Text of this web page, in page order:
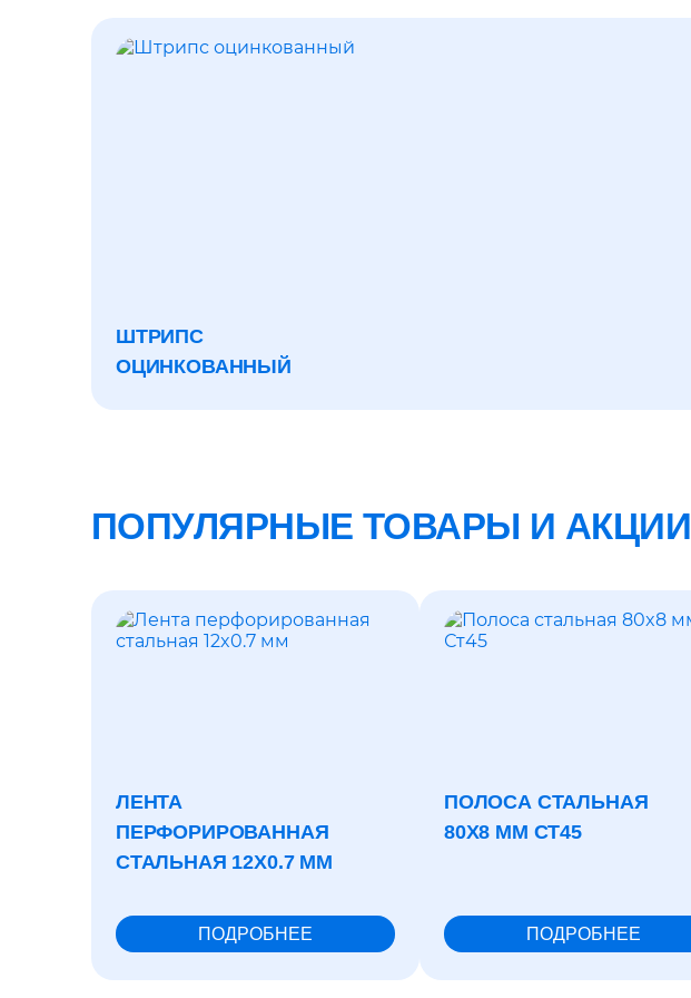
ШТРИПС
ОЦИНКОВАННЫЙ
ПОПУЛЯРНЫЕ ТОВАРЫ И АКЦИИ
ЛЕНТА
ПЕРФОРИРОВАННАЯ
СТАЛЬНАЯ 12X0.7 ММ
ПОДРОБНЕЕ
ПОЛОСА СТАЛЬНАЯ
80X8 ММ СТ45
ПОДРОБНЕЕ